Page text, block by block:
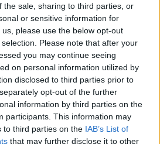
the sale, sharing to third parties, or
or sensitive information for
please use the below opt-out
Please note that after your
you may continue seeing
on personal information utilized by
disclosed to third parties prior to
opt-out of the further
information by third parties on the
participants. This information may
to third parties on the IAB’s List of
that may further disclose it to other
diventa impossibile
evitare gli equivoci, così
propri desideri, i sentimenti
comuni nella
dei casi, la persona che esce
preferisce non